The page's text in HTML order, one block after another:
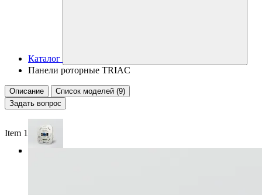
Каталог
Панели роторные TRIAC
Описание
Список моделей (9)
Задать вопрос
Item 1 of 4